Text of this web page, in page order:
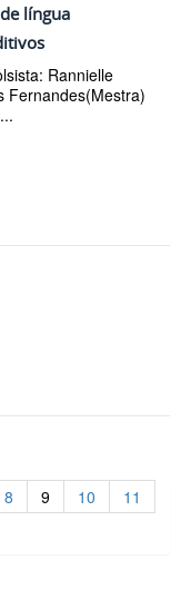
língua
Rannielle
Fernandes(Mestra)
8 9 10
11